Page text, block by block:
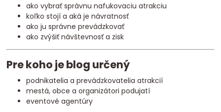
ako vybrať správnu nafukovaciu atrakciu
koľko stojí a aká je návratnosť
ako ju správne prevádzkovať
ako zvýšiť návštevnosť a zisk
Pre koho je blog určený
podnikatelia a prevádzkovatelia atrakcií
mestá, obce a organizátori podujatí
eventové agentúry